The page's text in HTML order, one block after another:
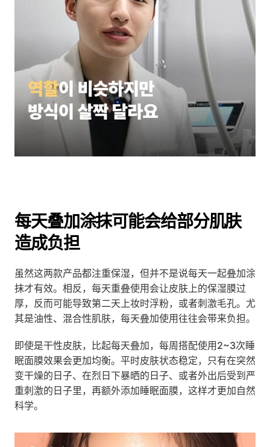
每天叠加涂抹可能会给部分肌肤
造成负担
虽然这两款产品都注重保湿，但并不是说每天一起叠加涂
抹才有效。相反，每天重叠使用会让皮肤上的保湿膜过
厚，反而可能导致第二天上妆时浮粉，或者刺激毛孔。尤
其是油性、混合性肌肤，每天叠加使用往往会带来负担。
即使是干性皮肤，比起每天叠加，每周搭配使用2~3次睡
眠面膜效果会更加均衡。平时皮肤状态稳定，只有在突然
变干燥的日子、在烈日下暴晒的日子、或者外出后受到严
重刺激的日子里，再额外添加睡眠面膜，这样才更加自然
科学。